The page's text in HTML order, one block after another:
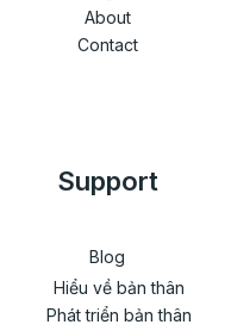
About
Contact
Support
Blog
Hiểu về bản thân
Phát triển bản thân